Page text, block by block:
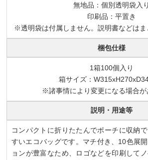
無地品：個別透明袋入り
印刷品：平置き
※透明袋は付属しません。説明書などはま
梱包仕様
1箱100個入り
箱サイズ：
※諸事情により変更になる場合が
説明・用途等
コンパクトに折りたたんでポーチに収納
すいエコバッグです。マチ付き、10色展
ョンが豊富なため、ロゴなどを印刷して